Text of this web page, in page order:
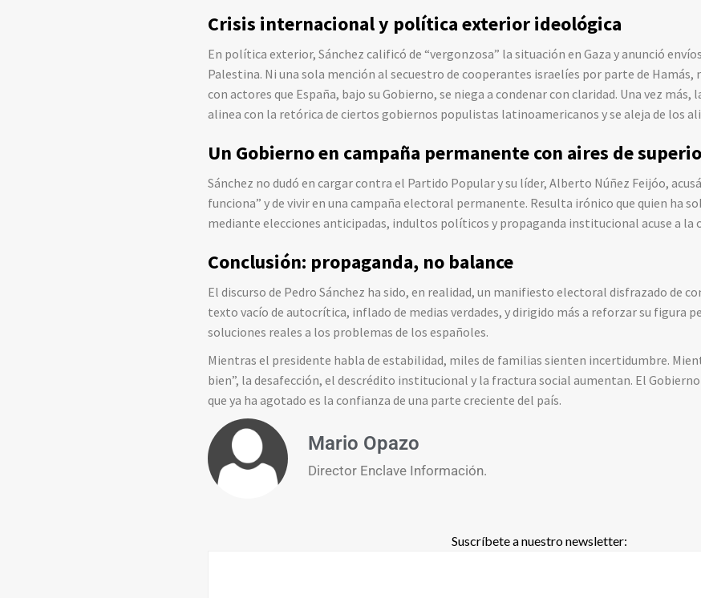
Crisis internacional y política exterior ideológica
En política exterior, Sánchez calificó de “vergonzosa” la situación en Gaza y anunció
Palestina. Ni una sola mención al secuestro de cooperantes israelíes por parte de Hamás,
con actores que España, bajo su Gobierno, se niega a condenar con claridad. Una vez
alinea con la retórica de ciertos gobiernos populistas latinoamericanos y se aleja de los
Un Gobierno en campaña permanente con aires de
Sánchez no dudó en cargar contra el Partido Popular y su líder, Alberto Núñez Feijóo,
funciona” y de vivir en una campaña electoral permanente. Resulta irónico que quien ha
mediante elecciones anticipadas, indultos políticos y propaganda institucional acuse a la
Conclusión: propaganda, no balance
El discurso de Pedro Sánchez ha sido, en realidad, un manifiesto electoral disfrazado de
texto vacío de autocrítica, inflado de medias verdades, y dirigido más a reforzar su figura
soluciones reales a los problemas de los españoles.
Mientras el presidente habla de estabilidad, miles de familias sienten incertidumbre.
bien”, la desafección, el descrédito institucional y la fractura social aumentan. El
que ya ha agotado es la confianza de una parte creciente del país.
Mario Opazo
Director Enclave Información.
Suscríbete a nuestro newsletter: